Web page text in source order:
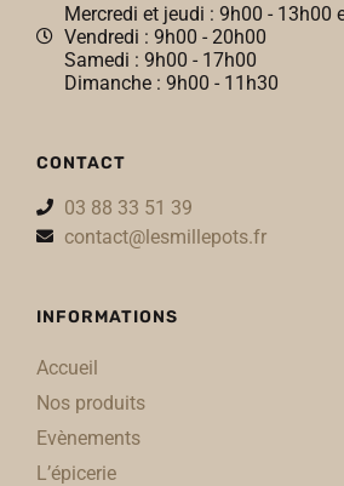
Mercredi et jeudi : 9h00 - 13h00
Vendredi : 9h00 - 20h00
Samedi : 9h00 - 17h00
Dimanche : 9h00 - 11h30
CONTACT
03 88 33 51 39
contact@lesmillepots.fr
INFORMATIONS
Accueil
Nos produits
Evènements
L’épicerie